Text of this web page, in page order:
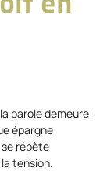
parole demeure
épargne
répète
tension.